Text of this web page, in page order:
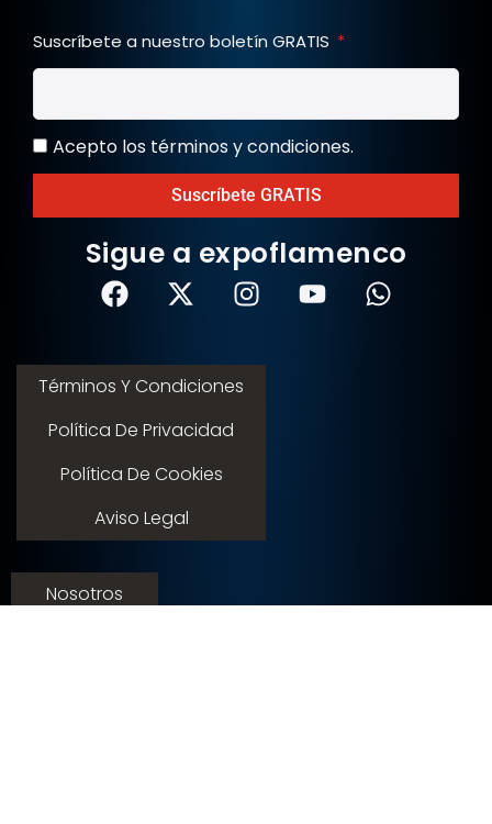
Suscríbete a nuestro boletín GRATIS
Acepto los términos y condiciones.
Suscríbete GRATIS
Sigue a expoflamenco
Términos Y Condiciones
Política De Privacidad
Política De Cookies
Aviso Legal
Nosotros